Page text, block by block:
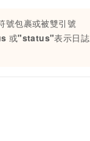
號包裹或被雙引號
或"status"表示日誌